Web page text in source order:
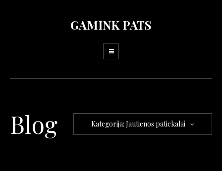
GAMINK PATS
Blog Kategorija: Jautienos patiekalai